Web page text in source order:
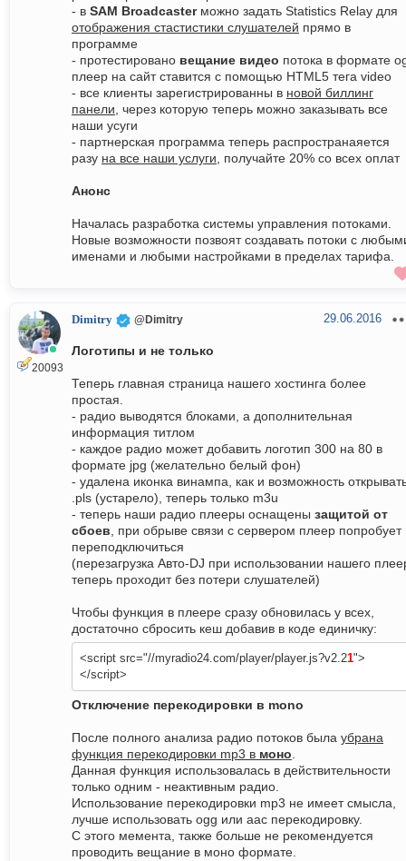
- в SAM Broadcasterможно задать Statistics Relay для
отображения стастистики слушателей прямо в
программе
- протестировано вещание видео потока в формате
плеер на сайт ставится с помощью HTML5 тега video
- все клиенты зарегистрированны в новой биллинг
панели , через которую теперь можно заказывать все
наши усуги
- партнерская программа теперь распространаяется
разу на все наши услуги , получайте 20% со всех оплат
Анонс
Началась разработка системы управления потоками.
Новые возможности позвоят создавать потоки с
именами и любыми настройками в пределах тарифа.
20093
Dimitry @Dimitry 29.06.2016
Логотипы и не только
Теперь главная страница нашего хостинга более
простая.
- радио выводятся блоками, а дополнительная
информация титлом
- каждое радио может добавить логотип 300 на 80 в
формате jpg (желательно белый фон)
- удалена иконка винампа, как и возможность
.pls (устарело), теперь только m3u
- теперь наши радио плееры оснащены защитой от
сбоев , при обрыве связи с сервером плеер попробует
переподключиться
(перезагрузка Авто-DJ при использовании нашего
теперь проходит без потери слушателей)
Чтобы функция в плеере сразу обновилась у всех,
достаточно сбросить кеш добавив в коде единичку:
<script src="//myradio24.com/player/player.js?v2.21">
</script>
Отключение перекодировки в mono
После полного анализа радио потоков была убрана
функция перекодировки mp3 в моно
Данная функция использовалась в действительности
только одним - неактивным радио.
Использование перекодировки mp3 не имеет смысла,
лучше использовать ogg или aac перекодировку.
С этого мемента, также больше не рекомендуется
проводить вещание в моно формате.